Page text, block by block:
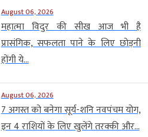
August 06, 2026
महात्मा विदुर की सीख आज भी है
प्रासंगिक, सफलता पाने के लिए छोड़नी
होंगी ये...
August 06, 2026
7 अगस्त को बनेगा सूर्य-शनि नवपंचम योग,
इन 4 राशियों के लिए खुलेंगे तरक्की और...